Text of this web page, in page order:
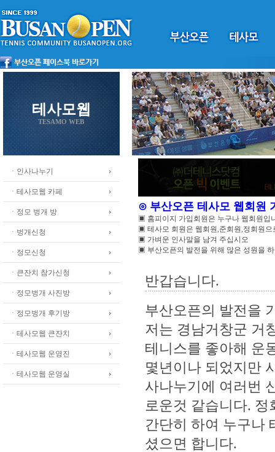
테사모웹
TESAMO WEB
ㆍ인사나누기
ㆍ테사모웹 카페
ㆍ정모 벙개 방
ㆍ벙개신청
ㆍ정모신청
ㆍ큰잔치 참가신청
ㆍ정모벙개 사진방
ㆍ정모벙개 후기방
ㆍ테사모웹 큰잔치
ㆍ테사모웹 운영진
ㆍ테사모웹 운영실
⊙ 부산오픈 테사모 웹회원
▣ 홈피이지 가입회원은 누구나 웹회원입
▣ 테사모 회원은 웹회원,준회원,정회원으
▣ 가벼운 인사말을 남겨 주십시오
▣ 부산오픈의 발전을 위해 많은 성원을
반갑습니다.
부산오픈의 발전을
저는 경남거창군 거
테니스를 좋아해 운
몇년이나 되었지만
사나누기에 여러번
로운것 같습니다.
간단히 하여 누구나
셨으면 합니다.